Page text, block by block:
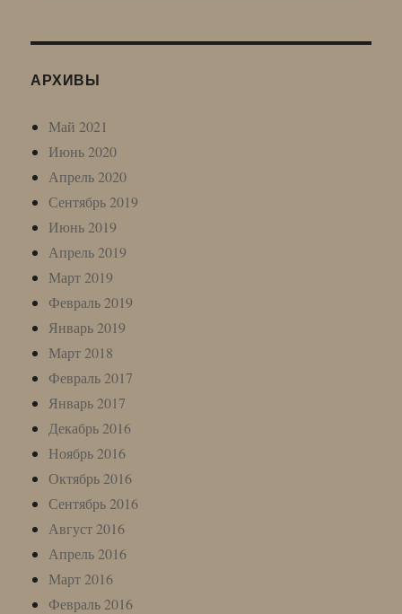
АРХИВЫ
Май 2021
Июнь 2020
Апрель 2020
Сентябрь 2019
Июнь 2019
Апрель 2019
Март 2019
Февраль 2019
Январь 2019
Март 2018
Февраль 2017
Январь 2017
Декабрь 2016
Ноябрь 2016
Октябрь 2016
Сентябрь 2016
Август 2016
Апрель 2016
Март 2016
Февраль 2016